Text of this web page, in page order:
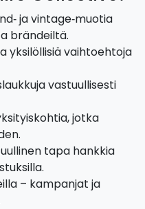
ja vintage‑muotia
brändeiltä.
yksilöllisiä vaihtoehtoja
vastuullisesti
jotka
tapa hankkia
– kampanjat ja